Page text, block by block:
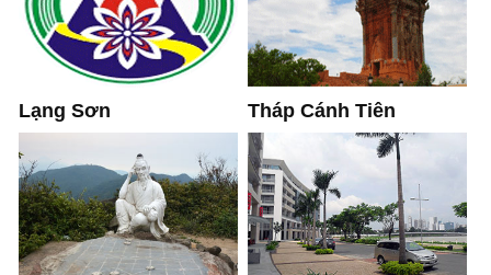
Lạng Sơn Tháp Cánh Tiên